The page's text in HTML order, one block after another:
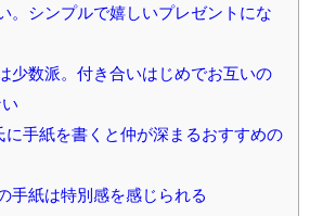
。シンプルで嬉しいプレゼントにな
少数派。付き合いはじめでお互いの
に手紙を書くと仲が深まるおすすめの
手紙は特別感を感じられる